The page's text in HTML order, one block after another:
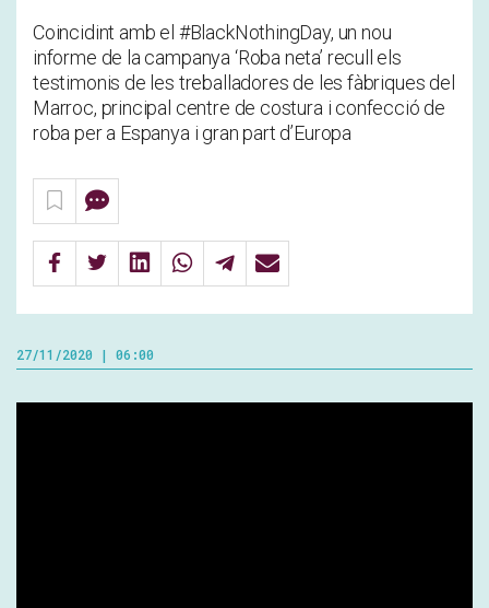
Coincidint amb el #BlackNothingDay, un nou
informe de la campanya ‘Roba neta’ recull els
testimonis de les treballadores de les fàbriques del
Marroc, principal centre de costura i confecció de
roba per a Espanya i gran part d’Europa
27/11/2020 | 06:00